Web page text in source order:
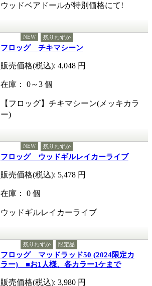
ウッドベアドールが特別価格にて!
NEW 残りわずか
フロッグ チキマシーン
販売価格(税込): 4,048 円
在庫： 0～3 個
【フロッグ】チキマシーン(メッキカラ
ー)
NEW 残りわずか
フロッグ ウッドギルレイカーライブ
販売価格(税込): 5,478 円
在庫： 0 個
ウッドギルレイカーライブ
残りわずか 限定品
フロッグ マッドラッド50 (2024限定カ
ラー) ■お1人様、各カラー1ケまで
販売価格(税込): 3,980 円